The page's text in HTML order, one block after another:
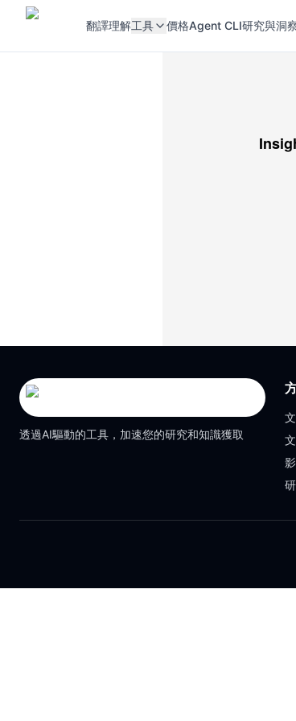
翻譯理解工具 價格Agent CLI研究與洞
透過AI驅動的工具，加速您的研究和知識獲取